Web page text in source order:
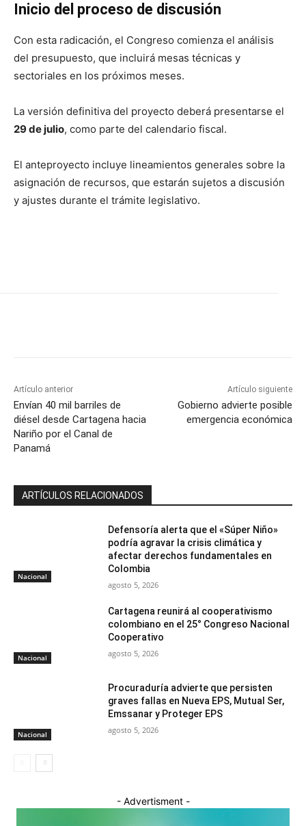
Inicio del proceso de discusión
Con esta radicación, el Congreso comienza el análisis
del presupuesto, que incluirá mesas técnicas y
sectoriales en los próximos meses.
La versión definitiva del proyecto deberá presentarse el
29 de julio, como parte del calendario fiscal.
El anteproyecto incluye lineamientos generales sobre la
asignación de recursos, que estarán sujetos a discusión
y ajustes durante el trámite legislativo.
Artículo anterior
Envían 40 mil barriles de
diésel desde Cartagena hacia
Nariño por el Canal de
Panamá
Artículo siguiente
Gobierno advierte posible
emergencia económica
ARTÍCULOS RELACIONADOS
Nacional
Defensoría alerta que el «Súper Niño»
podría agravar la crisis climática y
afectar derechos fundamentales en
Colombia
agosto 5, 2026
Nacional
Cartagena reunirá al cooperativismo
colombiano en el 25° Congreso Nacional
Cooperativo
agosto 5, 2026
Nacional
Procuraduría advierte que persisten
graves fallas en Nueva EPS, Mutual Ser,
Emssanar y Proteger EPS
agosto 5, 2026
- Advertisment -